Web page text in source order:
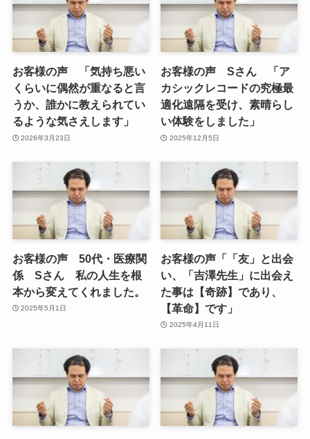
お客様の声 「気持ち悪い
くらいに偶然が重なると言
うか、誰かに教えられてい
るような気さえします」
2026年3月23日
お客様の声 Sさん 「ア
カシックレコードの究極最
適化遠隔を受け、素晴らし
い体験をしました」
2025年12月5日
お客様の声 50代・医療関
係 Sさん 私の人生を根
本から変えてくれました。
2025年5月1日
お客様の声「「友」と出会
い、「吉澤先生」に出会え
た事は【奇跡】であり、
【革命】です」
2025年4月11日